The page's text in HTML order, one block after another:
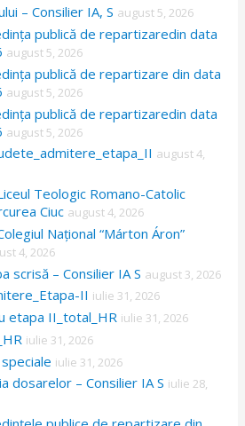
– Consilier IA, S august 5, 2026
publică de repartizaredin data
august 5, 2026
publică de repartizare din data
august 5, 2026
publică de repartizaredin data
august 5, 2026
august 4,
Teologic Romano-Catolic
Ciuc august 4, 2026
Național “Márton Áron”
4, 2026
scrisă – Consilier IA S august 3, 2026
II iulie 31, 2026
etapa II_total_HR iulie 31, 2026
iulie 31, 2026
iulie 31, 2026
dosarelor – Consilier IA S iulie 28,